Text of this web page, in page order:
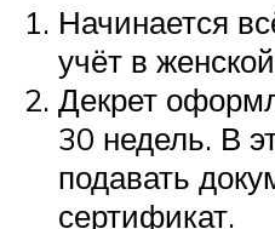
Начинается
учёт в
Декрет
30 недель. В
подавать
сертификат.